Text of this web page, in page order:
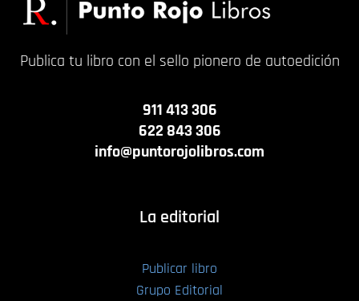
Publica tu libro con el sello pionero de autoedición
911 413 306
622 843 306
info@puntorojolibros.com
La editorial
Publicar libro
Grupo Editorial